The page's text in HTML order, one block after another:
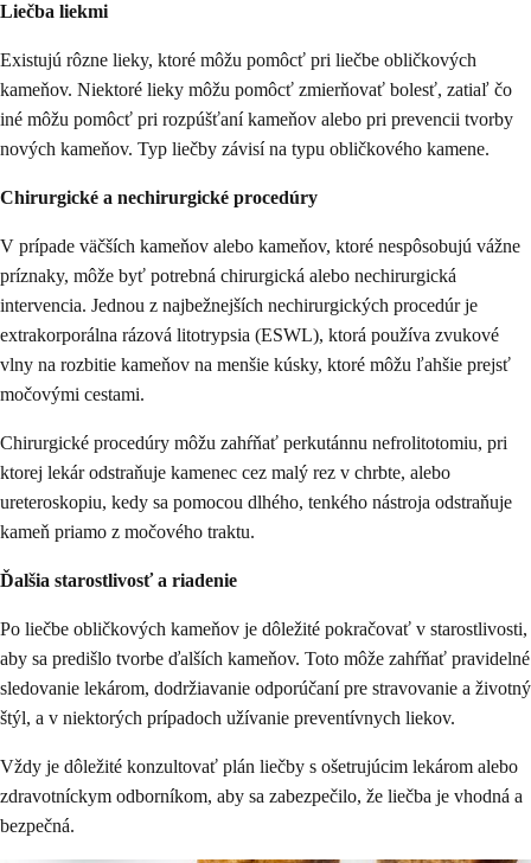
Liečba liekmi
Existujú rôzne lieky, ktoré môžu pomôcť pri liečbe obličkových
kameňov. Niektoré lieky môžu pomôcť zmierňovať bolesť, zatiaľ čo
iné môžu pomôcť pri rozpúšťaní kameňov alebo pri prevencii tvorby
nových kameňov. Typ liečby závisí na typu obličkového kamene.
Chirurgické a nechirurgické procedúry
V prípade väčších kameňov alebo kameňov, ktoré nespôsobujú vážne
príznaky, môže byť potrebná chirurgická alebo nechirurgická
intervencia. Jednou z najbežnejších nechirurgických procedúr je
extrakorporálna rázová litotrypsia (ESWL), ktorá používa zvukové
vlny na rozbitie kameňov na menšie kúsky, ktoré môžu ľahšie prejsť
močovými cestami.
Chirurgické procedúry môžu zahŕňať perkutánnu nefrolitotomiu, pri
ktorej lekár odstraňuje kamenec cez malý rez v chrbte, alebo
ureteroskopiu, kedy sa pomocou dlhého, tenkého nástroja odstraňuje
kameň priamo z močového traktu.
Ďalšia starostlivosť a riadenie
Po liečbe obličkových kameňov je dôležité pokračovať v starostlivosti,
aby sa predišlo tvorbe ďalších kameňov. Toto môže zahŕňať pravidelné
sledovanie lekárom, dodržiavanie odporúčaní pre stravovanie a životný
štýl, a v niektorých prípadoch užívanie preventívnych liekov.
Vždy je dôležité konzultovať plán liečby s ošetrujúcim lekárom alebo
zdravotníckym odborníkom, aby sa zabezpečilo, že liečba je vhodná a
bezpečná.